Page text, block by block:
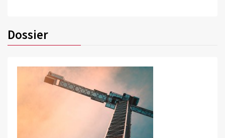
Dossier